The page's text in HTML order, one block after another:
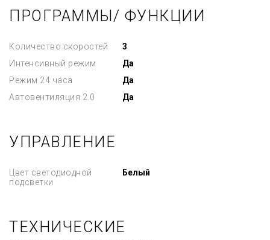
ПРОГРАММЫ/ ФУНКЦИИ
Количество скоростей
3
Интенсивный режим
Да
Режим 24 часа
Да
Автовентиляция 2.0
Да
УПРАВЛЕНИЕ
Цвет светодиодной
подсветки
Белый
ТЕХНИЧЕСКИЕ